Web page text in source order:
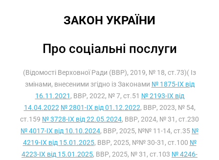
ЗАКОН УКРАЇНИ
Про соціальні послуги
(Відомості Верховної Ради (ВВР), 2019, № 18, ст.73)( Із
змінами, внесеними згідно із Законами № 1875-IX від
16.11.2021 , ВВР, 2022, № 7, ст.51 № 2193-IX від
14.04.2022 № 2801-IX від 01.12.2022, ВВР, 2023, № 54,
ст.159 № 3728-IX від 22.05.2024, ВВР, 2024, № 31, ст.230
№ 4017-IX від 10.10.2024, ВВР, 2025, №№ 11-14, ст.35 №
4219-IX від 15.01.2025, ВВР, 2025, №№ 30-31, ст.100 №
4223-IX від 15.01.2025, ВВР, 2025, № 31, ст.103 № 4246-